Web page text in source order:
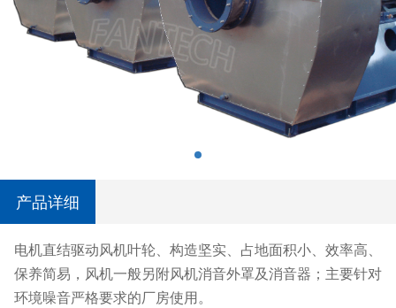
产品详细
电机直结驱动风机叶轮、构造坚实、占地面积小、效率高、
保养简易，风机一般另附风机消音外罩及消音器；主要针对
环境噪音严格要求的厂房使用。